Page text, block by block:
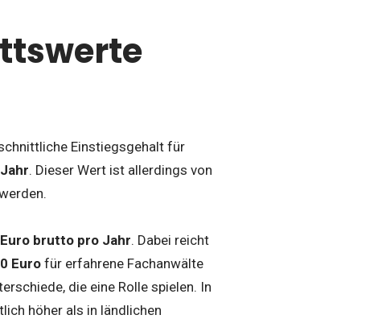
Einstiegsgehalt für
. Dieser Wert ist allerdings von
brutto pro Jahr. Dabei reicht
Euro für erfahrene Fachanwälte
die eine Rolle spielen. In
höher als in ländlichen